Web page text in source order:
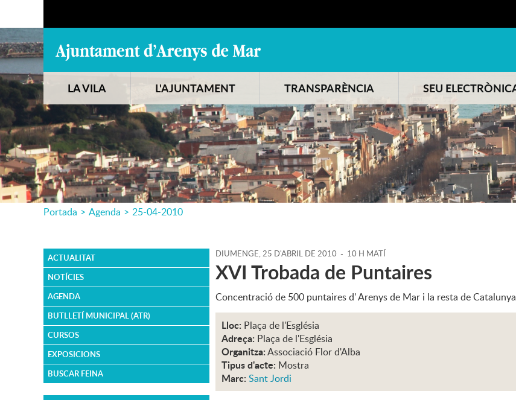
LA VILA L'AJUNTAMENT TRANSPARÈNCIA SEU
Portada > Agenda > 25-04-2010
ACTUALITAT
NOTÍCIES
AGENDA
BUTLLETÍ MUNICIPAL (ATR)
CURSOS
EXPOSICIONS
BUSCAR FEINA
DIUMENGE,25 D'ABRIL DE 2010 - 10 H MATÍ
XVI Trobada de Puntaires
Concentració de 500 puntaires d' Arenys de Mar i la resta de
Lloc: Plaça de l'Església
Adreça: Plaça de l'Església
Organitza:Associació Flor d'Alba
Tipus d'acte: Mostra
Marc: Sant Jordi